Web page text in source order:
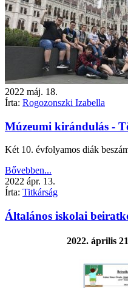
2022 máj. 18.
Írta: Rogozonszki Izabella
Múzeumi kirándulás -
Két 10. évfolyamos diák
Bővebben...
2022 ápr. 13.
Írta: Titkárság
Általános iskolai
2022. április